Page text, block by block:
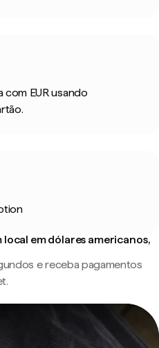
EUR usando
em dólares americanos,
e receba pagamentos